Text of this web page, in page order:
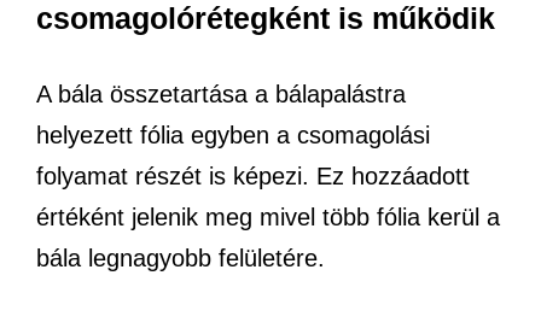
csomagolórétegként is működik
A bála összetartása a bálapalástra
helyezett fólia egyben a csomagolási
folyamat részét is képezi. Ez hozzáadott
értéként jelenik meg mivel több fólia kerül a
bála legnagyobb felületére.